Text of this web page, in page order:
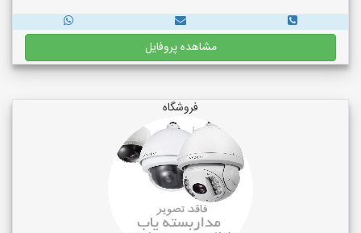
مشاهده پروفایل
فروشگاه